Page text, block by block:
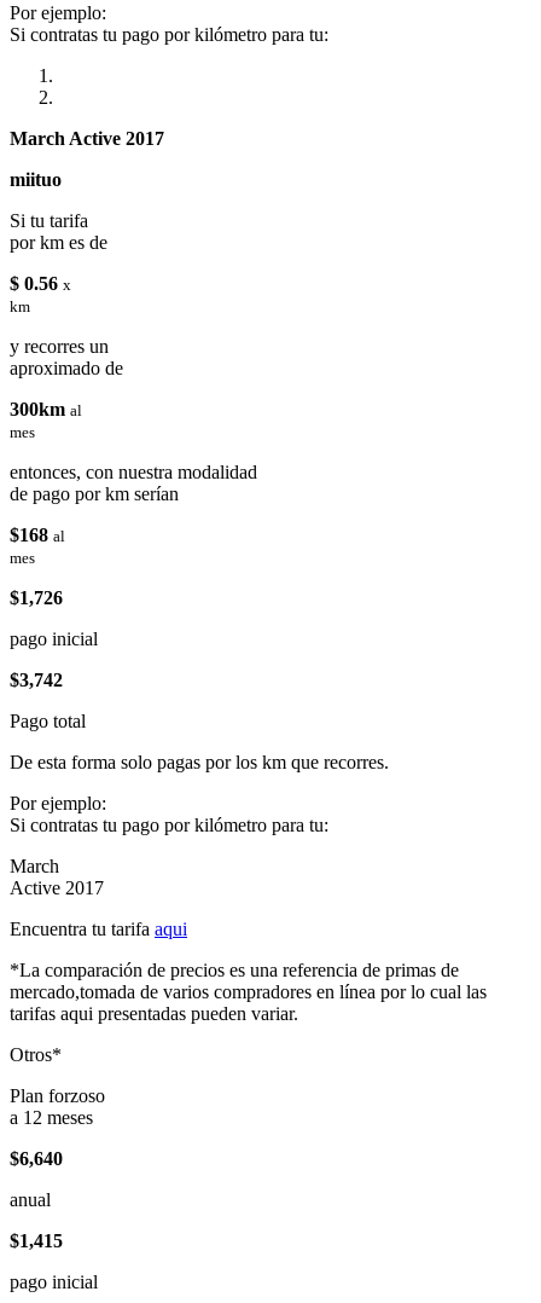
Por ejemplo:
Si contratas tu pago por kilómetro para tu:
March Active 2017
miituo
Si tu tarifa
por km es de
$ 0.56 x
km
y recorres un
aproximado de
300km al
mes
entonces, con nuestra modalidad
de pago por km serían
$168 al
mes
$1,726
pago inicial
$3,742
Pago total
De esta forma solo pagas por los km que recorres.
Por ejemplo:
Si contratas tu pago por kilómetro para tu:
March
Active 2017
Encuentra tu tarifa aqui
*La comparación de precios es una referencia de primas de
mercado,tomada de varios compradores en línea por lo cual las
tarifas aqui presentadas pueden variar.
Otros*
Plan forzoso
a 12 meses
$6,640
anual
$1,415
pago inicial